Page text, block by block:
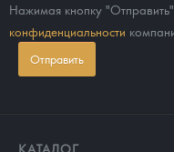
Нажимая кнопку
конфиденциальности
Отправить